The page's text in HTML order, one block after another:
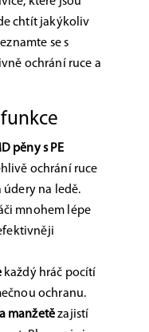
chtít jakýkoliv
se s
ochrání ruce a
pěny s PE
ochrání ruce
na ledě.
mnohem lépe
každý hráč pocítí
ochranu.
manžetězajistí